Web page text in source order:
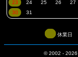
休業日
© 2002 - 2026